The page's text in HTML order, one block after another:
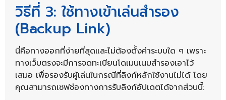
วิธีที่ 3: ใช้ทางเข้าเล่นสำรอง
(Backup Link)
นี่คือทางออกที่ง่ายที่สุดและไม่ต้องตั้งค่าระบบใด ๆ เพราะ
ทางเว็บตรงจะมีการจดทะเบียนโดเมนเนมสำรองเอาไว้
เสมอ เพื่อรองรับผู้เล่นในกรณีที่ลิงก์หลักใช้งานไม่ได้ โดย
คุณสามารถเซฟช่องทางการรับลิงก์อัปเดตได้จากส่วนนี้: